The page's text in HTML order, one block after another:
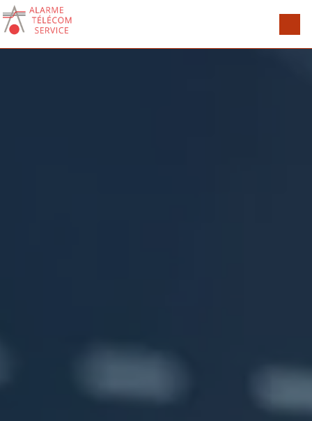
Panneau de gestion des cookies